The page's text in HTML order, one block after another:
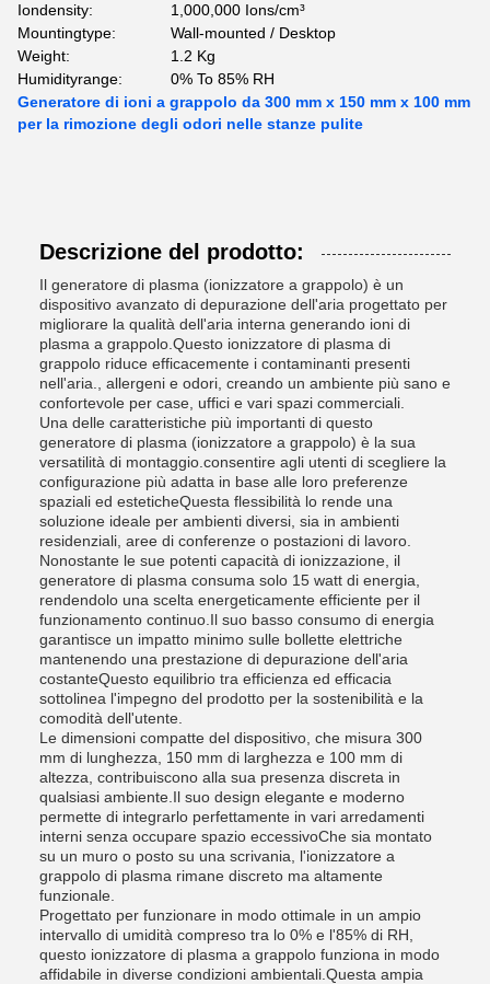
Iondensity:
1,000,000 Ions/cm³
Mountingtype:
Wall-mounted / Desktop
Weight:
1.2 Kg
Humidityrange:
0% To 85% RH
Generatore di ioni a grappolo da 300 mm x 150 mm x 100 mm
per la rimozione degli odori nelle stanze pulite
Descrizione del prodotto:
Il generatore di plasma (ionizzatore a grappolo) è un
dispositivo avanzato di depurazione dell'aria progettato per
migliorare la qualità dell'aria interna generando ioni di
plasma a grappolo.Questo ionizzatore di plasma di
grappolo riduce efficacemente i contaminanti presenti
nell'aria., allergeni e odori, creando un ambiente più sano e
confortevole per case, uffici e vari spazi commerciali.
Una delle caratteristiche più importanti di questo
generatore di plasma (ionizzatore a grappolo) è la sua
versatilità di montaggio.consentire agli utenti di scegliere la
configurazione più adatta in base alle loro preferenze
spaziali ed esteticheQuesta flessibilità lo rende una
soluzione ideale per ambienti diversi, sia in ambienti
residenziali, aree di conferenze o postazioni di lavoro.
Nonostante le sue potenti capacità di ionizzazione, il
generatore di plasma consuma solo 15 watt di energia,
rendendolo una scelta energeticamente efficiente per il
funzionamento continuo.Il suo basso consumo di energia
garantisce un impatto minimo sulle bollette elettriche
mantenendo una prestazione di depurazione dell'aria
costanteQuesto equilibrio tra efficienza ed efficacia
sottolinea l'impegno del prodotto per la sostenibilità e la
comodità dell'utente.
Le dimensioni compatte del dispositivo, che misura 300
mm di lunghezza, 150 mm di larghezza e 100 mm di
altezza, contribuiscono alla sua presenza discreta in
qualsiasi ambiente.Il suo design elegante e moderno
permette di integrarlo perfettamente in vari arredamenti
interni senza occupare spazio eccessivoChe sia montato
su un muro o posto su una scrivania, l'ionizzatore a
grappolo di plasma rimane discreto ma altamente
funzionale.
Progettato per funzionare in modo ottimale in un ampio
intervallo di umidità compreso tra lo 0% e l'85% di RH,
questo ionizzatore di plasma a grappolo funziona in modo
affidabile in diverse condizioni ambientali.Questa ampia